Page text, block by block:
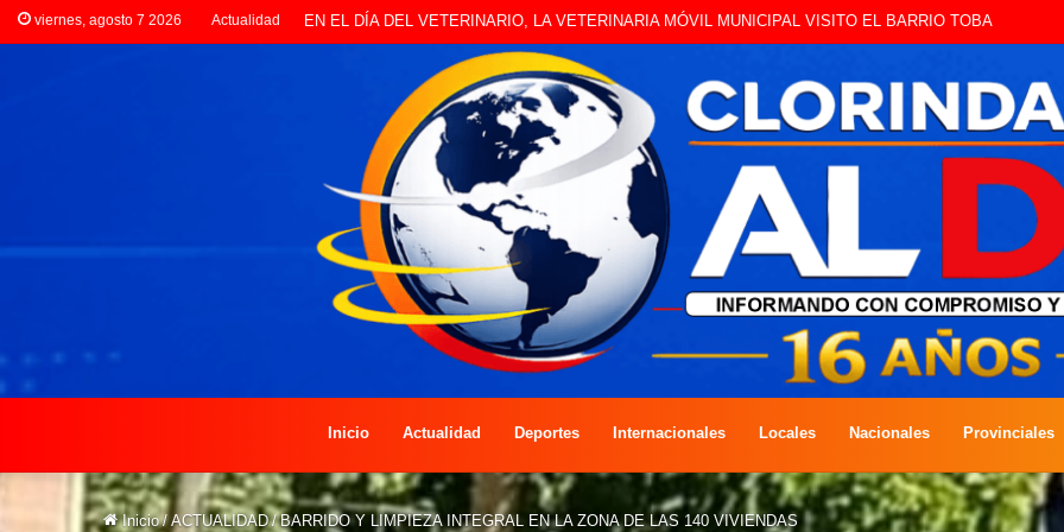
viernes, agosto 7 2026 Actualidad EN EL DÍA DEL VETERINARIO, LA VETERINARIA MÓVIL MUNICIPAL VISITO EL BARRIO TOBA
Inicio Actualidad Deportes Internacionales Locales Nacionales Provinciales
Inicio / ACTUALIDAD / BARRIDO Y LIMPIEZA INTEGRAL EN LA ZONA DE LAS 140 VIVIENDAS